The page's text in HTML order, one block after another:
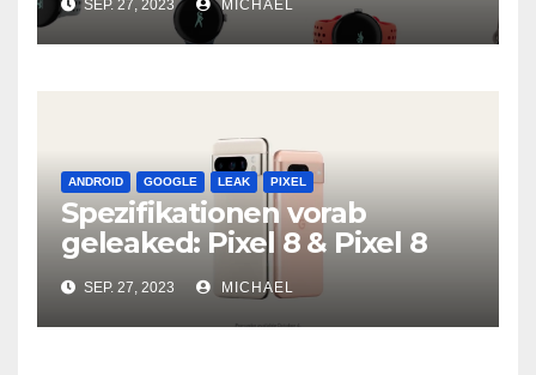
SEP. 27, 2023 MICHAEL
ANDROID GOOGLE LEAK PIXEL
Spezifikationen vorab
geleaked: Pixel 8 & Pixel 8
Pro
SEP. 27, 2023 MICHAEL